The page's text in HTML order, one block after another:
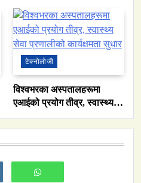
टेक्नोलोजी
विश्वभरका अस्पतालहरूमा
एआईको प्रयोग तीव्र, स्वास्थ्य